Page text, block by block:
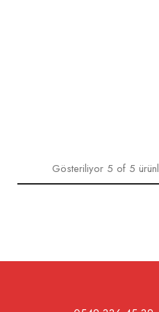
Gösteriliyor 5of 5